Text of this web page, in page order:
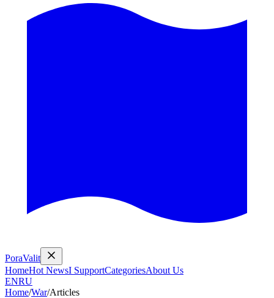
PoraValit
HomeHot NewsI SupportCategoriesAbout Us
ENRU
Home/War/Articles